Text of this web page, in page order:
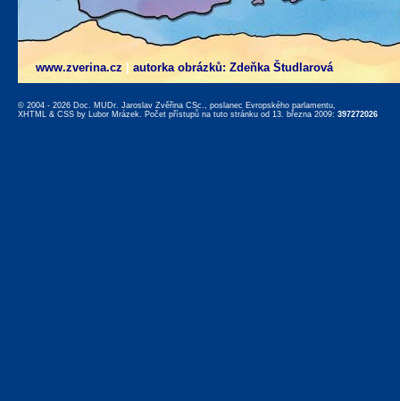
www.zverina.cz autorka obrázků: Zdeňka Študlarová
© 2004 - 2026 Doc. MUDr. Jaroslav Zvěřina CSc., poslanec Evropského parlamentu,
XHTML & CSS by Lubor Mrázek. Počet přístupů na tuto stránku od 13. března 2009: 397272026